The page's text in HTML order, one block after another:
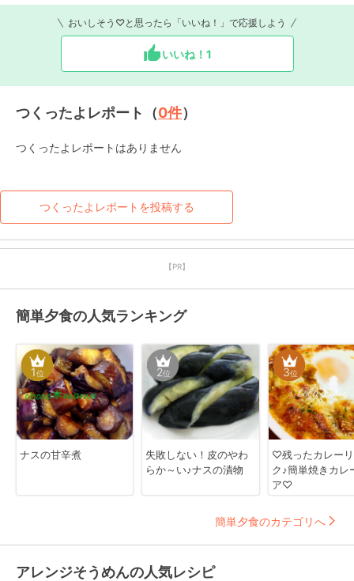
おいしそう♡と思ったら「いいね！」で応援しよう
いいね！ 1
つくったよレポート（0件）
つくったよレポートはありません
つくったよレポートを投稿する
【PR】
簡単夕食の人気ランキング
1位
ナスの甘辛煮
2位
失敗しない！皮のやわ
らか～い♪ナスの漬物
3位
♡残ったカレー
ク♪簡単焼きカレ
ア♡
簡単夕食のカテゴリへ
アレンジそうめんの人気レシピ